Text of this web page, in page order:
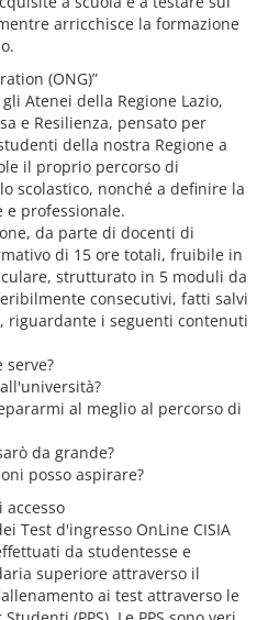
arricchisce la formazione
(ONG)”
Atenei della Regione Lazio,
e Resilienza, pensato per
della nostra Regione a
il proprio percorso di
scolastico, nonché a definire la
professionale.
da parte di docenti di
di 15 ore totali, fruibile in
strutturato in 5 moduli da
consecutivi, fatti salvi
riguardante i seguenti contenuti
serve?
al meglio al percorso di
da grande?
posso aspirare?
accesso
Test d'ingresso OnLine CISIA
da studentesse e
superiore attraverso il
ai test attraverso le